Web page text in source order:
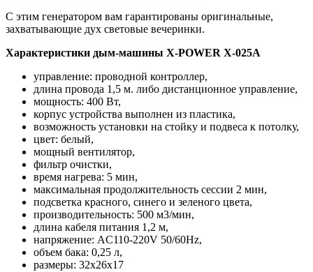
С этим генератором вам гарантированы оригинальные,
захватывающие дух световые вечеринки.
Характеристики дым-машины X-POWER X-025A
управление: проводной контроллер,
длина провода 1,5 м. либо дистанционное управление,
мощность: 400 Вт,
корпус устройства выполнен из пластика,
возможность установки на стойку и подвеса к потолку,
цвет: белый,
мощный вентилятор,
фильтр очистки,
время нагрева: 5 мин,
максимальная продолжительность сессии 2 мин,
подсветка красного, синего и зеленого цвета,
производительность: 500 м3/мин,
длина кабеля питания 1,2 м,
напряжение: AC110-220V 50/60Hz,
объем бака: 0,25 л,
размеры: 32х26х17